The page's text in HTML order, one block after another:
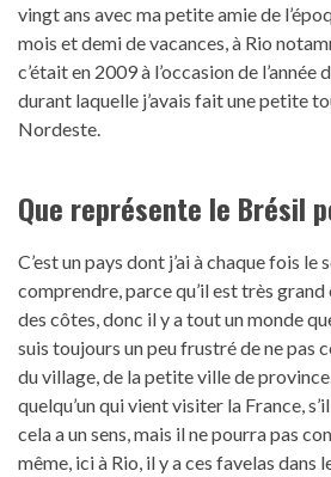
vingt ans avec ma petite amie de
mois et demi de vacances, à Rio
c’était en 2009 à l’occasion de l’année
durant laquelle j’avais fait une petite
Nordeste.
Que représente le Brésil
C’est un pays dont j’ai à chaque fois le
comprendre, parce qu’il est très grand
des côtes, donc il y a tout un monde
suis toujours un peu frustré de ne pas
du village, de la petite ville de
quelqu’un qui vient visiter la France,
cela a un sens, mais il ne pourra pas
même, ici à Rio, il y a ces favelas dans